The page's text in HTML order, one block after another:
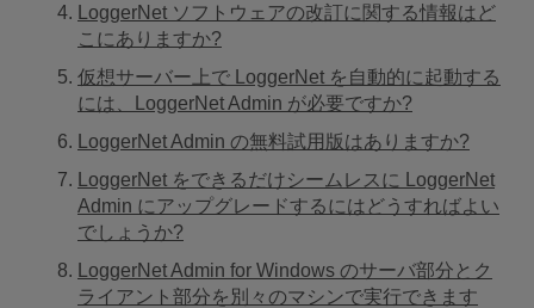
LoggerNet ソフトウェアの改訂に関する情報はど
こにありますか?
仮想サーバー上で LoggerNet を自動的に起動する
には、LoggerNet Admin が必要ですか?
LoggerNet Admin の無料試用版はありますか?
LoggerNet をできるだけシームレスに LoggerNet
Admin にアップグレードするにはどうすればよい
でしょうか?
LoggerNet Admin for Windows のサーバ部分とク
ライアント部分を別々のマシンで実行できます